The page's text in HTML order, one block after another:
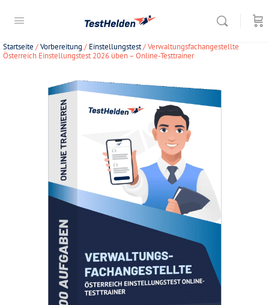
Startseite /Vorbereitung / Einstellungstest/ Verwaltungsfachangestellte
Österreich Einstellungstest 2026 üben – Online-Testtrainer